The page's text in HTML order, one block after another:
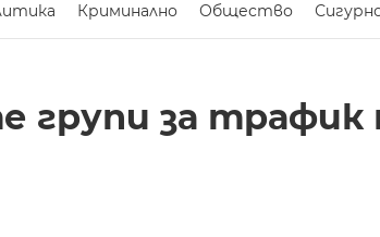
Криминално Общество
групи за трафик